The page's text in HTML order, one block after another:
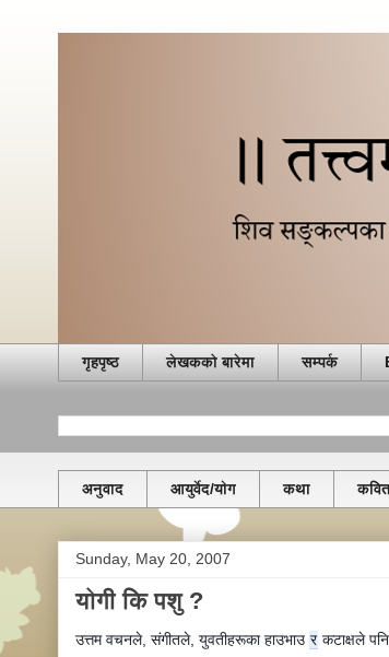
गृहपृष्ठ लेखकको बारेमा सम्पर्क
अनुवाद आयुर्वेद/याेग कथा
Sunday, May 20, 2007
योगी कि पशु ?
उत्तम वचनले, संगीतले, युवतीहरूका हाउभाउ र कटाक्षले